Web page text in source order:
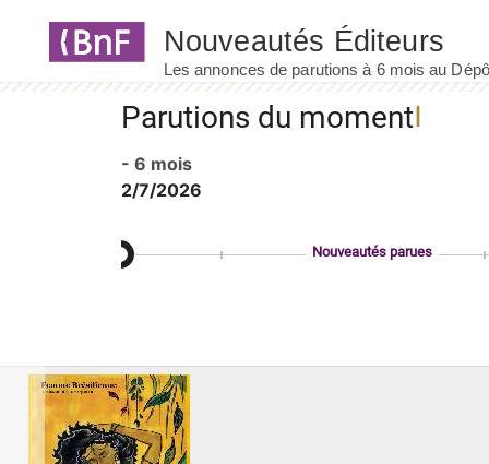
Parutions du moment
- 6 mois
2/7/2026
Nouveautés parues